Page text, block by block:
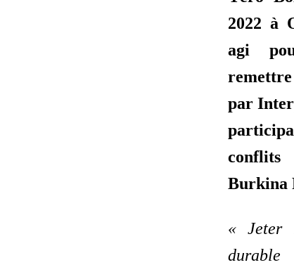
2022 à
agi
par
conflits
Burkina
« Jeter